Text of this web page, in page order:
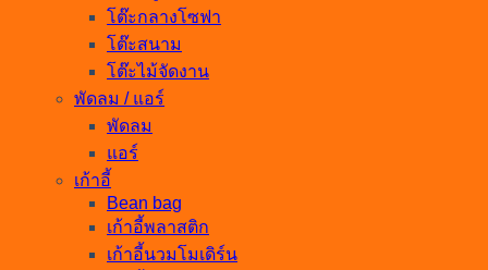
โต๊ะกลางโซฟา
โต๊ะสนาม
โต๊ะไม้จัดงาน
พัดลม / แอร์
พัดลม
แอร์
เก้าอี้
Bean bag
เก้าอี้พลาสติก
เก้าอี้นวมโมเดิร์น